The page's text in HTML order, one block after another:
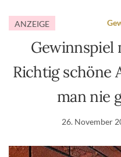
ANZEIGE
Gewinnspiel
Richtig schöne
man nie
26. November